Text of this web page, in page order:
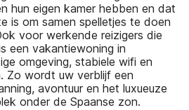
hun eigen kamer hebben en dat
is om samen spelletjes te doen
voor werkende reizigers die
een vakantiewoning in
omgeving, stabiele wifi en
Zo wordt uw verblijf een
avontuur en het luxueuze
onder de Spaanse zon.